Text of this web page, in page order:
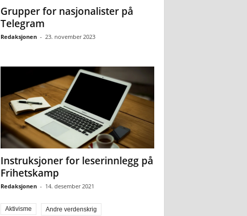
Grupper for nasjonalister på
Telegram
Redaksjonen - 23. november 2023
Instruksjoner for leserinnlegg på
Frihetskamp
Redaksjonen - 14. desember 2021
Aktivisme Andre verdenskrig